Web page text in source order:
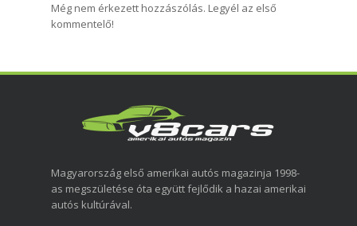
Még nem érkezett hozzászólás. Legyél az első
kommentelő!
Magyarország első amerikai autós magazinja 1998-
as megszületése óta együtt fejlődik a hazai amerikai
autós kultúrával.